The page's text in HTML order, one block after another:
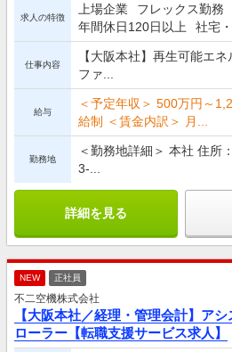
求人の特徴
上場企業 フレックス勤務
年間休日120日以上
社宅
仕事内容
【大阪本社】再生可能エ
ファ...
給与
＜予定年収＞ 500万円～
給制 ＜賃金内訳＞ 月...
勤務地
＜勤務地詳細＞ 本社 住所
3-...
詳細を見る
NEW 正社員
不二空機株式会社
【大阪本社／経理・管理会計】ア
ローラー【転職支援サービス求人】